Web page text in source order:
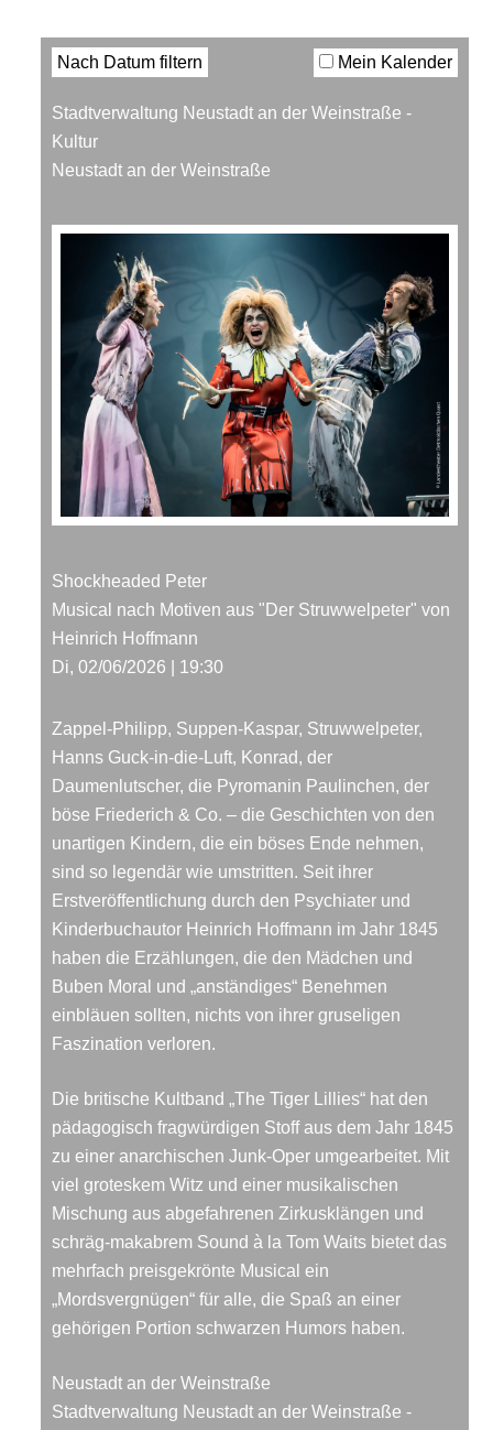
Nach Datum filtern Mein Kalender
Stadtverwaltung Neustadt an der Weinstraße -
Kultur
Neustadt an der Weinstraße
Shockheaded Peter
Musical nach Motiven aus "Der Struwwelpeter" von
Heinrich Hoffmann
Di, 02/06/2026 | 19:30
Zappel-Philipp, Suppen-Kaspar, Struwwelpeter,
Hanns Guck-in-die-Luft, Konrad, der
Daumenlutscher, die Pyromanin Paulinchen, der
böse Friederich & Co. – die Geschichten von den
unartigen Kindern, die ein böses Ende nehmen,
sind so legendär wie umstritten. Seit ihrer
Erstveröffentlichung durch den Psychiater und
Kinderbuchautor Heinrich Hoffmann im Jahr 1845
haben die Erzählungen, die den Mädchen und
Buben Moral und „anständiges“ Benehmen
einbläuen sollten, nichts von ihrer gruseligen
Faszination verloren.
Die britische Kultband „The Tiger Lillies“ hat den
pädagogisch fragwürdigen Stoff aus dem Jahr 1845
zu einer anarchischen Junk-Oper umgearbeitet. Mit
viel groteskem Witz und einer musikalischen
Mischung aus abgefahrenen Zirkusklängen und
schräg-makabrem Sound à la Tom Waits bietet das
mehrfach preisgekrönte Musical ein
„Mordsvergnügen“ für alle, die Spaß an einer
gehörigen Portion schwarzen Humors haben.
Neustadt an der Weinstraße
Stadtverwaltung Neustadt an der Weinstraße -